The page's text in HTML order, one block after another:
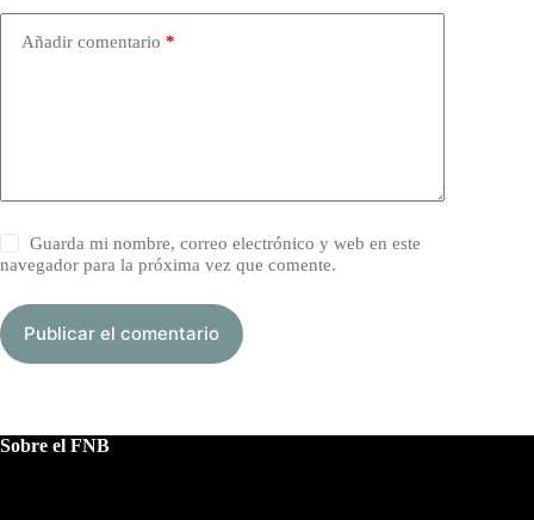
Añadir comentario *
Guarda mi nombre, correo electrónico y web en este
navegador para la próxima vez que comente.
Publicar el comentario
Sobre el FNB